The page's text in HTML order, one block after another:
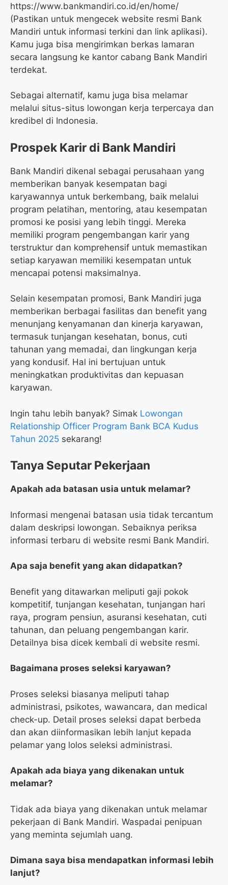
https://www.bankmandiri.co.id/en/home/
(Pastikan untuk mengecek website resmi Bank
Mandiri untuk informasi terkini dan link aplikasi).
Kamu juga bisa mengirimkan berkas lamaran
secara langsung ke kantor cabang Bank Mandiri
terdekat.
Sebagai alternatif, kamu juga bisa melamar
melalui situs-situs lowongan kerja terpercaya dan
kredibel di Indonesia.
Prospek Karir di Bank Mandiri
Bank Mandiri dikenal sebagai perusahaan yang
memberikan banyak kesempatan bagi
karyawannya untuk berkembang, baik melalui
program pelatihan, mentoring, atau kesempatan
promosi ke posisi yang lebih tinggi. Mereka
memiliki program pengembangan karir yang
terstruktur dan komprehensif untuk memastikan
setiap karyawan memiliki kesempatan untuk
mencapai potensi maksimalnya.
Selain kesempatan promosi, Bank Mandiri juga
memberikan berbagai fasilitas dan benefit yang
menunjang kenyamanan dan kinerja karyawan,
termasuk tunjangan kesehatan, bonus, cuti
tahunan yang memadai, dan lingkungan kerja
yang kondusif. Hal ini bertujuan untuk
meningkatkan produktivitas dan kepuasan
karyawan.
Ingin tahu lebih banyak? Simak Lowongan
Relationship Officer Program Bank BCA Kudus
Tahun 2025 sekarang!
Tanya Seputar Pekerjaan
Apakah ada batasan usia untuk melamar?
Informasi mengenai batasan usia tidak tercantum
dalam deskripsi lowongan. Sebaiknya periksa
informasi terbaru di website resmi Bank Mandiri.
Apa saja benefit yang akan didapatkan?
Benefit yang ditawarkan meliputi gaji pokok
kompetitif, tunjangan kesehatan, tunjangan hari
raya, program pensiun, asuransi kesehatan, cuti
tahunan, dan peluang pengembangan karir.
Detailnya bisa dicek kembali di website resmi.
Bagaimana proses seleksi karyawan?
Proses seleksi biasanya meliputi tahap
administrasi, psikotes, wawancara, dan medical
check-up. Detail proses seleksi dapat berbeda
dan akan diinformasikan lebih lanjut kepada
pelamar yang lolos seleksi administrasi.
Apakah ada biaya yang dikenakan untuk
melamar?
Tidak ada biaya yang dikenakan untuk melamar
pekerjaan di Bank Mandiri. Waspadai penipuan
yang meminta sejumlah uang.
Dimana saya bisa mendapatkan informasi lebih
lanjut?